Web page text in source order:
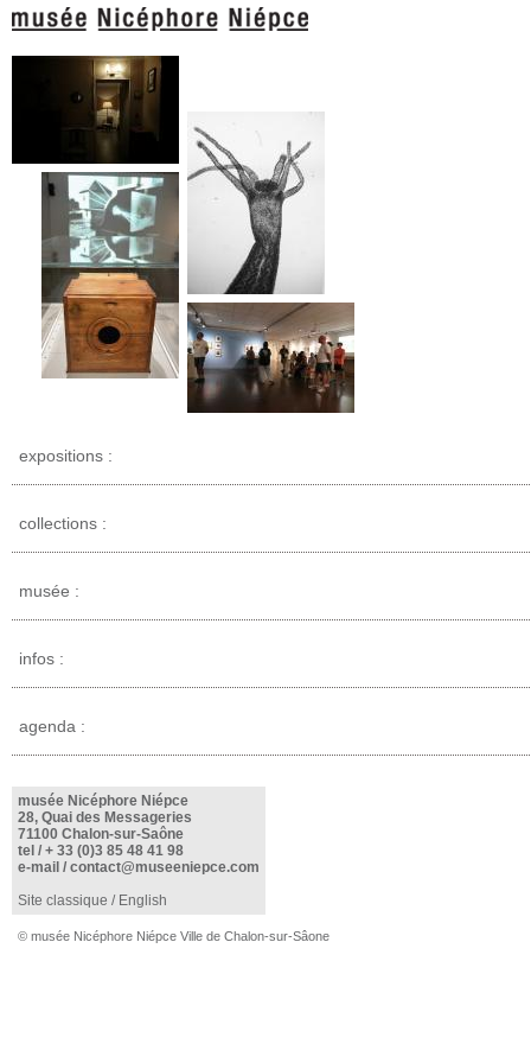
expositions :
collections :
musée :
infos :
agenda :
musée Nicéphore Niépce
28, Quai des Messageries
71100 Chalon-sur-Saône
tel / + 33 (0)3 85 48 41 98
e-mail / contact@museeniepce.com
Site classique / English
© musée Nicéphore Niépce Ville de Chalon-sur-Sâone